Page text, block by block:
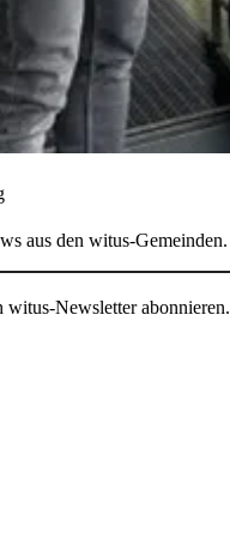
aus den witus-Gemeinden.
witus-Newsletter abonnieren.